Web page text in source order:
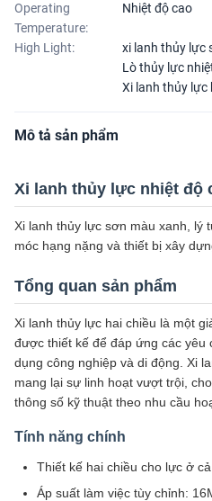
Operating
Temperature:
Nhiệt độ cao
High Light: xi lanh thủy lực
Lò thủy lực
Xi lanh thủy lực
Mô tả sản phẩm
Xi lanh thủy lực nhiệt độ
Xi lanh thủy lực sơn màu xanh, lý
móc hạng nặng và thiết bị xây
Tổng quan sản phẩm
Xi lanh thủy lực hai chiều là một
được thiết kế để đáp ứng các yêu
dụng công nghiệp và di động. Xi
mang lại sự linh hoạt vượt trội,
thông số kỹ thuật theo nhu cầu
Tính năng chính
Thiết kế hai chiều cho lực ở
Áp suất làm việc tùy chỉnh: